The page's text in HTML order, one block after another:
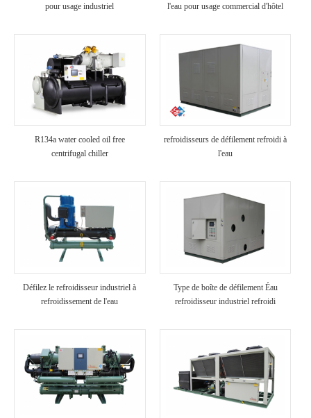
pour usage industriel
l'eau pour usage commercial d'hôtel
R134a water cooled oil free
centrifugal chiller
refroidisseurs de défilement refroidi à
l'eau
Défilez le refroidisseur industriel à
refroidissement de l'eau
Type de boîte de défilement Éau
refroidisseur industriel refroidi